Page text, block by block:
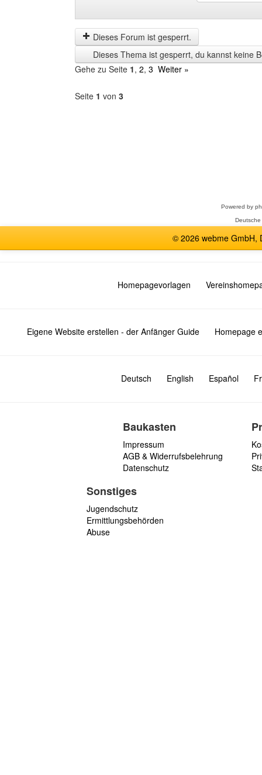
der
letzten
Zeit
anzeigen
by
Dieses Forum ist gesperrt.
Dieses Thema ist gesperrt, du kannst keine
Gehe zu Seite 1, 2, 3 Weiter »
Seite 1 von 3
Powered by
© 2026 webme GmbH,
Homepagevorlagen
Eigene Website erstellen - der Anfänger Guide Homepage
Deutsch English Español
Baukasten
Impressum
AGB & Widerrufsbelehrung
Datenschutz
Sonstiges
Jugendschutz
Ermittlungsbehörden
Abuse